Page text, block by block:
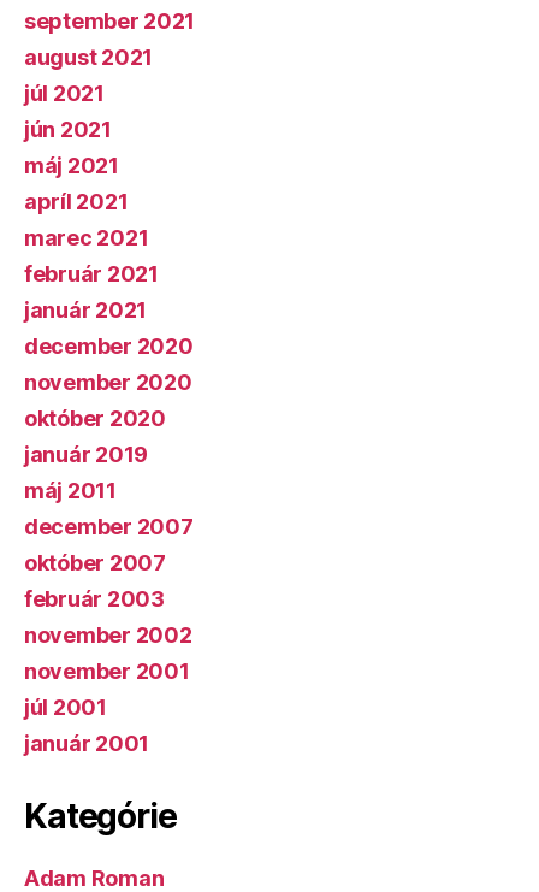
september 2021
august 2021
júl 2021
jún 2021
máj 2021
apríl 2021
marec 2021
február 2021
január 2021
december 2020
november 2020
október 2020
január 2019
máj 2011
december 2007
október 2007
február 2003
november 2002
november 2001
júl 2001
január 2001
Kategórie
Adam Roman